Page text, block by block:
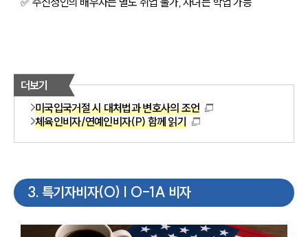
더보기
미국입국거절 시 대처법과 변호사의 조언
체육인비자/연예인비자(P) 함께 읽기
3. 특기자비자(O) | O-1A 비자